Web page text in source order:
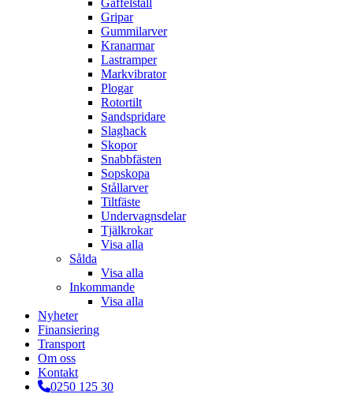
Gaffelställ
Gripar
Gummilarver
Kranarmar
Lastramper
Markvibrator
Plogar
Rotortilt
Sandspridare
Slaghack
Skopor
Snabbfästen
Sopskopa
Stållarver
Tiltfäste
Undervagnsdelar
Tjälkrokar
Visa alla
Sålda
Visa alla
Inkommande
Visa alla
Nyheter
Finansiering
Transport
Om oss
Kontakt
0250 125 30